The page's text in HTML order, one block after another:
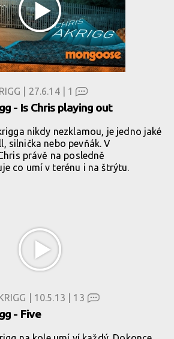
| 27.6.14 | 1
- Is Chris playing out
nikdy nezklamou, je jedno jaké
silnička nebo pevňák. V
právě na posledně
co umí v terénu i na štrýtu.
| 10.5.13 | 13
- Five